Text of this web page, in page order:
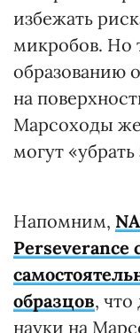
избежать
микробов. Но
образованию
на
Марсоходы
могут
Напомним,
Perseverance
образцов,
науки на